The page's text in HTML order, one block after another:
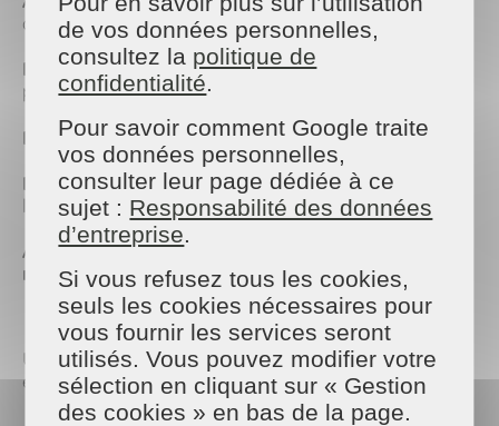
dissolution complète.
Incorporez le bicarbonate de soude
préparation mousse légèrement !
Mélangez et mixezpour obtenir une texture fluide.
Laissez refroidir plusieurs heures: la lessive peut
légèrement figer, c’est normal.
Ajoutez 1 litre d’eau froide
nouveauet mixez pour homogénéiser.
Votrelessive naturelle est prête à l’emploi
Utilisez-la comme une lessive liquide classique :
environ un petit demi-verre par machine.
de vos données personnelles,
consultez la politique de
confidentialité.
Pour savoir comment Google traite
vos données personnelles,
consulter leur page dédiée à ce
sujet : Responsabilité des données
d’entreprise.
Si vous refusez tous les cookies,
seuls les cookies nécessaires pour
vous fournir les services seront
utilisés. Vous pouvez modifier votre
sélection en cliquant sur « Gestion
des cookies » en bas de la page.